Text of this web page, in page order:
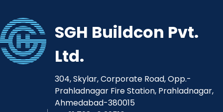
SGH Buildcon Pvt.
Ltd.
304, Skylar, Corporate Road, Opp.-
Prahladnagar Fire Station, Prahladnagar,
Ahmedabad-380015